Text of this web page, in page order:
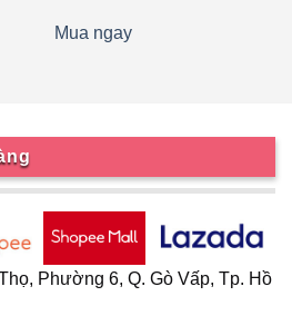
Mua ngay
Phường 6, Q. Gò Vấp, Tp. Hồ